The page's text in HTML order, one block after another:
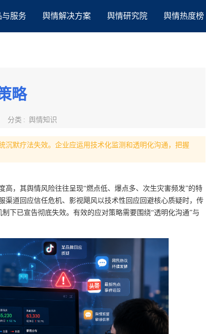
与服务 舆情解决方案 舆情研究院 舆情热度榜
略
分类 : 舆情知识
默疗法失效。企业应运用技术化监测和透明化沟通，把握
，其舆情风险往往呈现“燃点低、爆点多、次生灾害频发”的特
渠道回应信任危机、影视飓风以技术性回应回避核心质疑时，传
下已宣告彻底失效。有效的应对策略需要围绕“透明化沟通”与